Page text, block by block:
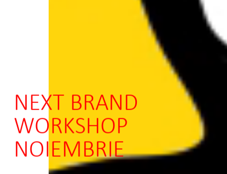
NEXT BRAND
WORKSHOP
NOIEMBRIE